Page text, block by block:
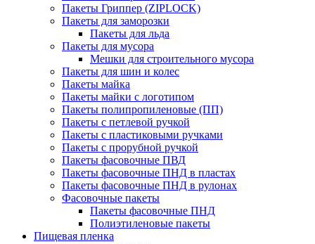
Пакеты Гриппер (ZIPLOCK)
Пакеты для заморозки
Пакеты для льда
Пакеты для мусора
Мешки для строительного мусора
Пакеты для шин и колес
Пакеты майка
Пакеты майки с логотипом
Пакеты полипропиленовые (ПП)
Пакеты с петлевой ручкой
Пакеты с пластиковыми ручками
Пакеты с прорубной ручкой
Пакеты фасовочные ПВД
Пакеты фасовочные ПНД в пластах
Пакеты фасовочные ПНД в рулонах
Фасовочные пакеты
Пакеты фасовочные ПНД
Полиэтиленовые пакеты
Пищевая пленка